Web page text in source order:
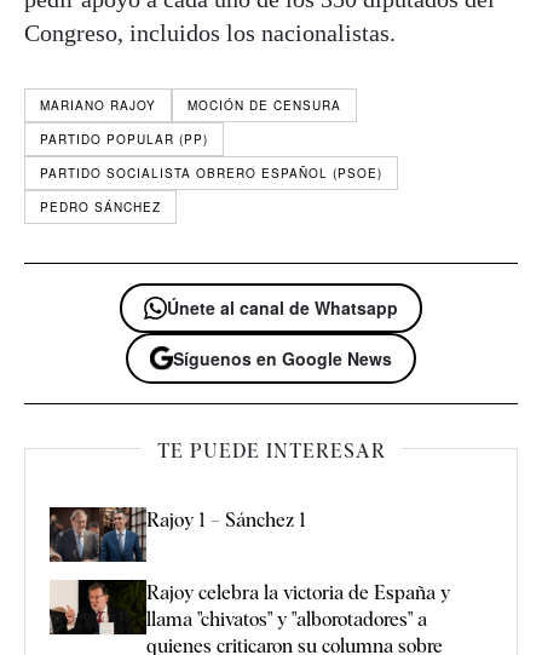
Congreso, incluidos los nacionalistas.
MARIANO RAJOY
MOCIÓN DE CENSURA
PARTIDO POPULAR (PP)
PARTIDO SOCIALISTA OBRERO ESPAÑOL (PSOE)
PEDRO SÁNCHEZ
Únete al canal de Whatsapp
Síguenos en Google News
TE PUEDE INTERESAR
Rajoy 1 – Sánchez 1
Rajoy celebra la victoria de España y
llama "chivatos" y "alborotadores" a
quienes criticaron su columna sobre